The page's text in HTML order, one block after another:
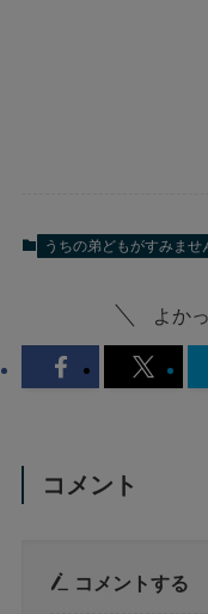
うちの弟どもがすみませ
よか
コメント
コメントする